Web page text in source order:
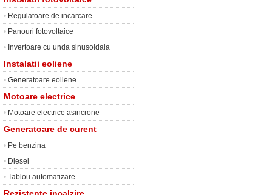
• Regulatoare de incarcare
• Panouri fotovoltaice
• Invertoare cu unda sinusoidala
Instalatii eoliene
• Generatoare eoliene
Motoare electrice
• Motoare electrice asincrone
Generatoare de curent
• Pe benzina
• Diesel
• Tablou automatizare